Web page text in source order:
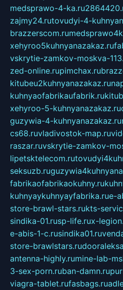
medsprawo-4-ka.ru
zajmy24.rutovudyi-4-
brazzerscom.ru
xehyroo5kuhnyanazakaz.ru
vskrytie-zamkov-moskva-
zed-online.rupimchax.ru
kitubeu2kuhnyanazakaz.ru
kuhnyaofabrikaufabrik.ru
xehyroo-5-kuhnyanazakaz.ru
guzywia-4-kuhnyanazakaz.ru
cs68.ruvladivostok-map.ru
raszar.ruvskrytie-zamkov-
lipetsktelecom.ru
seksuzb.ru
fabrikaofabrikaokuhny.ru
kuhnyaykuhnyayfabrika.rue-
store-brawl-stars.rukts-
sindika-01.rusp-life.rux-
e-abis-1-c.rusindika01.ru
store-brawlstars.ru
antenna-highly.rumine-lab-
3-sex-porn.ruban-damn.ru
viagra-tablet.rufasbags.ru